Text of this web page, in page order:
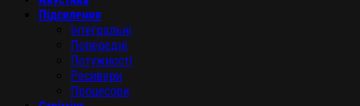
Підсилення
Інтегральні
Попередні
Потужності
Ресивери
Процесори